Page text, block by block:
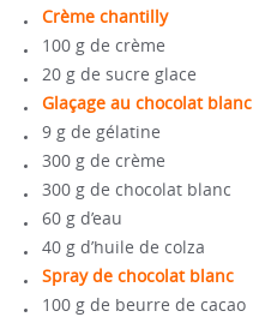
Crème chantilly
100 g de crème
20 g de sucre glace
Glaçage au chocolat blanc
9 g de gélatine
300 g de crème
300 g de chocolat blanc
60 g d’eau
40 g d’huile de colza
Spray de chocolat blanc
100 g de beurre de cacao